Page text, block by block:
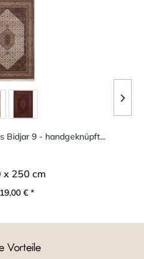
Bidjar 9 - handgeknüpft...
x 250 cm
€ *
Vorteile